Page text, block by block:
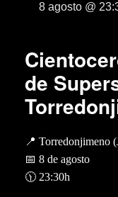
8 agosto @
de
📍 Torredonjimeno
📅 8 de agosto
🕦 23:30h